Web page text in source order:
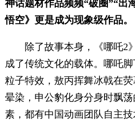
神话题材作品频频“破圈”“出
悟空》更是成为现象级作品。
除了故事本身，《哪吒2
成了传统文化的载体。哪吒
粒子特效，敖丙挥舞冰戟在
晕染，申公豹化身分身时飘
素，都有中国动画团队自主技